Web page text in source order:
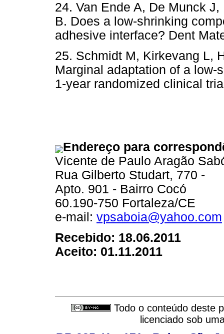
24. Van Ende A, De Munck
B. Does a low-shrinking
adhesive interface? Dent
25. Schmidt M, Kirkevang L,
Marginal adaptation of a
1-year randomized clinical
Endereço para
Vicente de Paulo Aragão
Rua Gilberto Studart, 770 -
Apto. 901 - Bairro Cocó
60.190-750 Fortaleza/CE
e-mail: vpsaboia@yahoo.com
Recebido: 18.06.2011
Aceito: 01.11.2011
Todo o conteúdo deste
licenciado sob